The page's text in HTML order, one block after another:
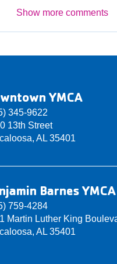
Show more comments
YMCA
345-9622
13th Street
AL 35401
Barnes YMCA
759-4284
Martin Luther King
AL 35401